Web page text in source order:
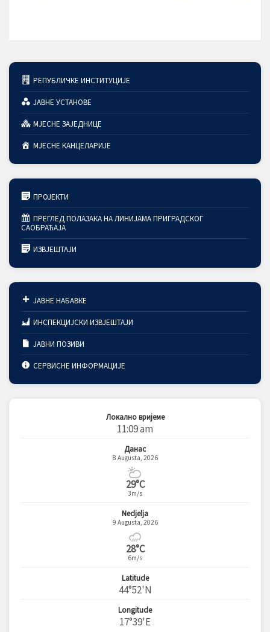
РЕПУБЛИЧКЕ ИНСТИТУЦИЈЕ
ЈАВНЕ УСТАНОВЕ
МЈЕСНЕ ЗАЈЕДНИЦЕ
МЈЕСНЕ КАНЦЕЛАРИЈЕ
ПРОЈЕКТИ
ПРЕГЛЕД ПОЛАЗАКА НА ЛИНИЈАМА ПРИГРАДСКОГ
САОБРАЋАЈА
ИЗВЈЕШТАЈИ
ЈАВНЕ НАБАВКЕ
ИНСПЕКЦИЈСКИ ИЗВЈЕШТАЈИ
ЈАВНИ ПОЗИВИ
СЕРВИСНЕ ИНФОРМАЦИЈЕ
Локално вријеме
11:09 am
Данас
8 Augusta, 2026
29°C
3m/s
Nedjelja
9 Augusta, 2026
28°C
6m/s
Latitude
44°52'N
Longitude
17°39'E